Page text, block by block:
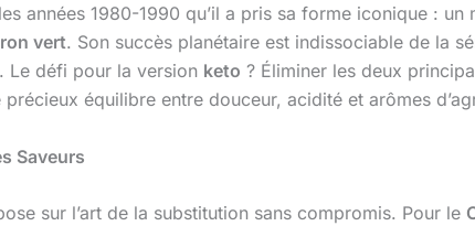
années 1980-1990 qu’il a pris sa forme iconique : un
vert. Son succès planétaire est indissociable de la
Le défi pour la version keto ? Éliminer les deux
équilibre entre douceur, acidité et arômes
Saveurs
sur l’art de la substitution sans compromis. Pour le